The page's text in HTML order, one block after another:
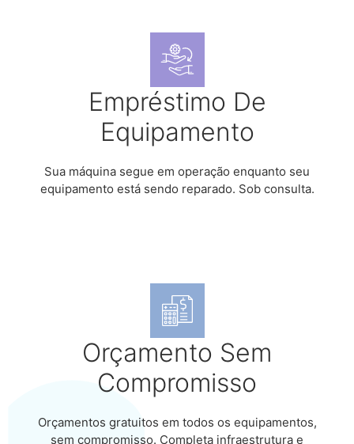
Empréstimo De
Equipamento
Sua máquina segue em operação enquanto seu
equipamento está sendo reparado. Sob consulta.
Orçamento Sem
Compromisso
Orçamentos gratuitos em todos os equipamentos,
sem compromisso. Completa infraestrutura e